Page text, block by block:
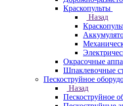
Краскопульты
Назад
Окрасочные
Шпаклевочные
Пескоструйное
Назад
Пескоструйное